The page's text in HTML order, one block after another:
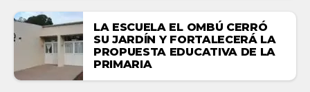
LA ESCUELA EL OMBÚ CERRÓ
SU JARDÍN Y FORTALECERÁ LA
PROPUESTA EDUCATIVA DE LA
PRIMARIA